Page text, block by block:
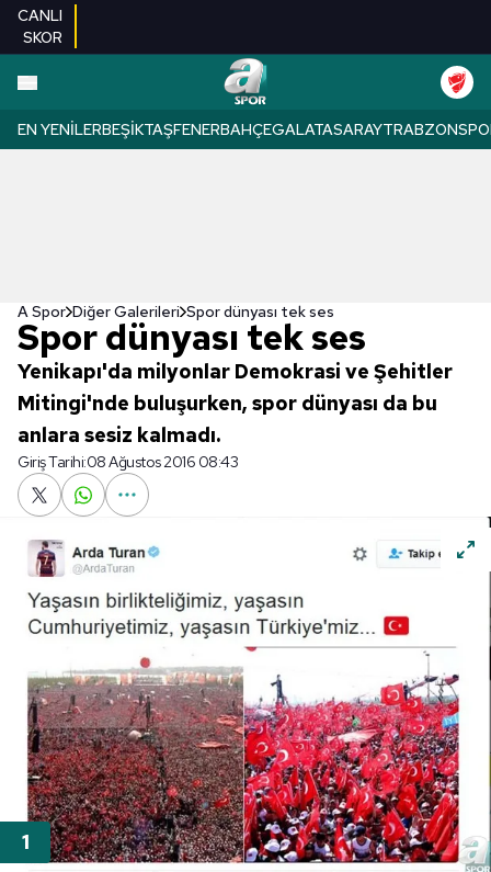
CANLI
SKOR
EN YENILERBEŞIKTAŞFENERBAHÇEGALATASARAY
A Spor Diğer Galerileri Spor dünyası tek ses
Spor dünyası tek ses
Yenikapı'da milyonlar Demokrasi ve Şehitler
Mitingi'nde buluşurken, spor dünyası da bu
anlara sesiz kalmadı.
Giriş Tarihi:08 Ağustos 2016 08:43